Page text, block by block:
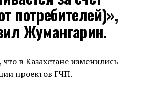
потребителей)»,
Жумангарин.
в Казахстане изменились
проектов ГЧП.